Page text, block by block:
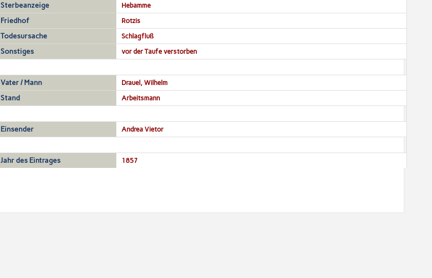
Sterbeanzeige Hebamme
Friedhof Rotzis
Todesursache Schlagfluß
Sonstiges vor der Taufe verstorben
Vater / Mann Drauel, Wilhelm
Stand Arbeitsmann
Einsender Andrea Vietor
Jahr des Eintrages 1857